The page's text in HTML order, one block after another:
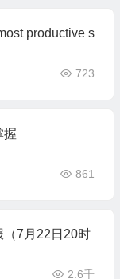
productive s
723
握
861
（7月22日20时
2.6千